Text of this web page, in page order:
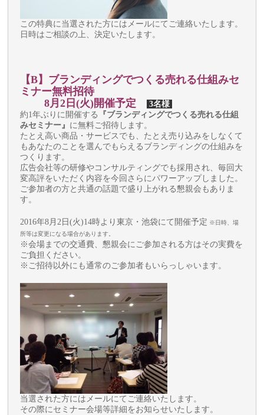
この特典に当選された方にはメールにてご連絡いたします。
日時はご相談の上、決定いたします。
【B】 ブランディングでつくる売れる仕組みセ
ミナー無料招待
8月2日(火)開催予定
3名様
約1年ぶりに開催する
『ブランディングでつくる売れる仕組
みセミナー』 に無料ご招待します。
たとえ高い商品・サービスでも、たとえ売り込みをしなくて
もあなたのことを選んでもらえるブランディングの仕組みを
つくります。
広告会社等の研修やコンサルティングでも採用され、毎回大
変高評をいただく内容を今回さらにパワーアップしました。
ご参加者の方と共通の話題で盛り上がれる懇親会もありま
す。
2016年8月2日(火)14時より東京・池袋にて開催予定 ※日時、場
所等は変更になる場合があります。
※会場までの交通費、懇親会にご参加される方はその実費を
ご負担ください。
※ご招待以外にも通常のご参加者もいらっしゃいます。
当選された方にはメールにてご連絡いたします。
その際にセミナー会場等詳細をお知らせいたします。